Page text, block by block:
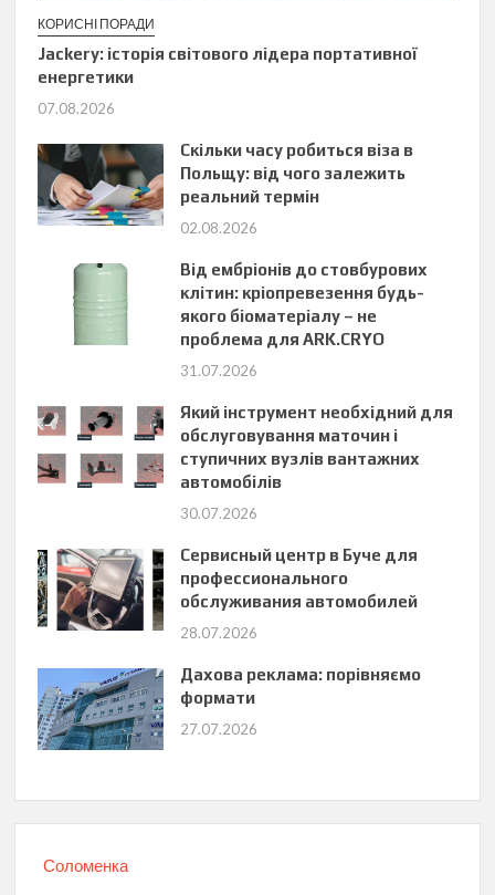
КОРИСНІ ПОРАДИ
Jackery: історія світового лідера портативної
енергетики
07.08.2026
Скільки часу робиться віза в
Польщу: від чого залежить
реальний термін
02.08.2026
Від ембріонів до стовбурових
клітин: кріопревезення будь-
якого біоматеріалу – не
проблема для ARK.CRYO
31.07.2026
Який інструмент необхідний для
обслуговування маточин і
ступичних вузлів вантажних
автомобілів
30.07.2026
Сервисный центр в Буче для
профессионального
обслуживания автомобилей
28.07.2026
Дахова реклама: порівняємо
формати
27.07.2026
Соломенка